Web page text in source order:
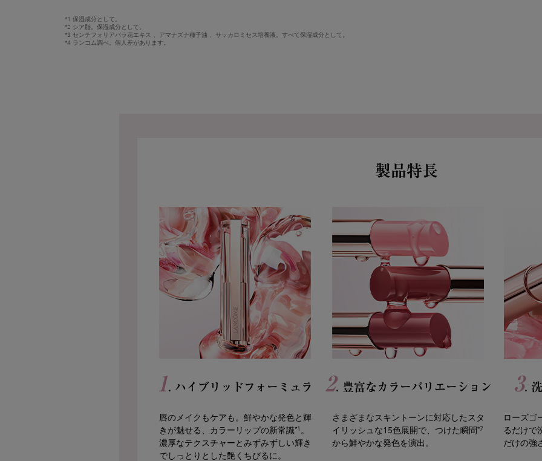
*1 保湿成分として。
*2 シア脂。保湿成分として。
*3 センチフォリアバラ花エキス 、アマナズナ種子油 、サッカロミセス培養液。すべて保湿成分として。
*4 ランコム調べ。個人差があります。
製品特長
1. ハイブリッドフォーミュラ
唇のメイクもケアも。鮮やかな発色と輝
きが魅せる、カラーリップの新常識*1 。
濃厚なテクスチャーとみずみずしい輝き
でしっとりとした艶くちびるに。
2. 豊富なカラーバリエーション
さまざまなスキントーンに対応したスタ
イリッシュな15色展開で、つけた瞬間*7
から鮮やかな発色を演出。
3.
ローズゴ
るだけで
だけの強